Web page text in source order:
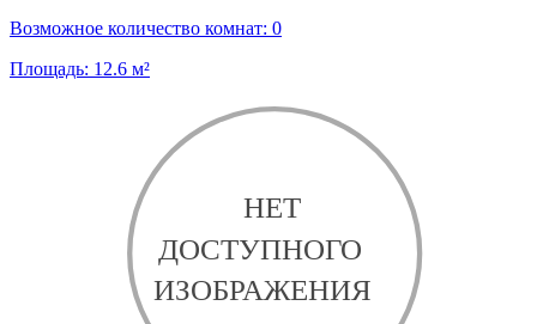
Возможное количество комнат: 0
Площадь: 12.6 м²